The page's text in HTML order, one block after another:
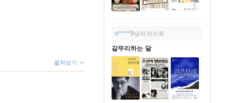
n*****9님의 리스트
갈무리하는 달
펼쳐보기